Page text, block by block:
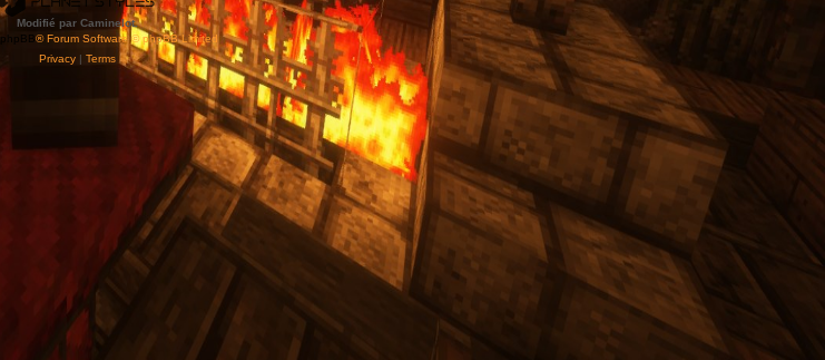
Modifié par Caminelot.
phpBB® Forum Software © phpBB Limited
Privacy| Terms